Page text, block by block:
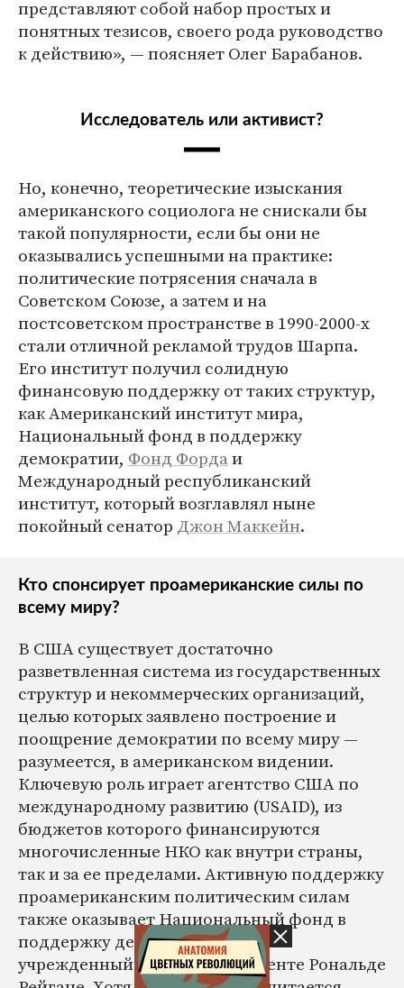
представляют собой набор простых и
понятных тезисов, своего рода руководство
к действию», — поясняет Олег Барабанов.
Исследователь или активист?
Но, конечно, теоретические изыскания
американского социолога не снискали бы
такой популярности, если бы они не
оказывались успешными на практике:
политические потрясения сначала в
Советском Союзе, а затем и на
постсоветском пространстве в 1990-2000-х
стали отличной рекламой трудов Шарпа.
Его институт получил солидную
финансовую поддержку от таких структур,
как Американский институт мира,
Национальный фонд в поддержку
демократии, Фонд Фордаи
Международный республиканский
институт, который возглавлял ныне
покойный сенатор Джон Маккейн.
Кто спонсирует проамериканские силы по
всему миру?
В США существует достаточно
разветвленная система из государственных
структур и некоммерческих организаций,
целью которых заявлено построение и
поощрение демократии по всему миру —
разумеется, в американском видении.
Ключевую роль играет агентство США по
международному развитию (USAID), из
бюджетов которого финансируются
многочисленные НКО как внутри страны,
так и за ее пределами. Активную поддержку
проамериканским политическим силам
также оказывает Национальный фонд в
поддержку демократии (NED),
учрежденный еще при президенте Рональде